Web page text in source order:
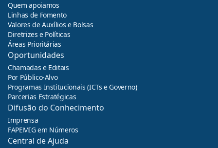
Quem apoiamos
Linhas de Fomento
Valores de Auxílios e Bolsas
Diretrizes e Políticas
Áreas Prioritárias
Oportunidades
Chamadas e Editais
Por Público-Alvo
Programas Institucionais (ICTs e Governo)
Parcerias Estratégicas
Difusão do Conhecimento
Imprensa
FAPEMIG em Números
Central de Ajuda